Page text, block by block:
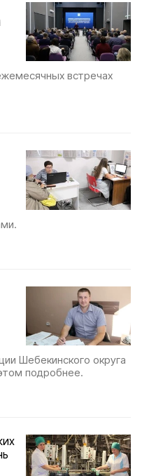
встречах
Шебекинского округа
подробнее.